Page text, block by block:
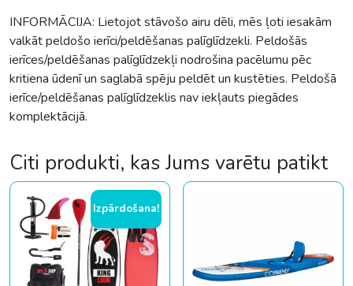
INFORMĀCIJA: Lietojot stāvošo airu dēli, mēs ļoti iesakām
valkāt peldošo ierīci/peldēšanas palīglīdzekli. Peldošās
ierīces/peldēšanas palīglīdzekļi nodrošina pacēlumu pēc
kritiena ūdenī un saglabā spēju peldēt un kustēties. Peldošā
ierīce/peldēšanas palīglīdzeklis nav iekļauts piegādes
komplektācijā.
Citi produkti, kas Jums varētu patikt
Izpārdošana!